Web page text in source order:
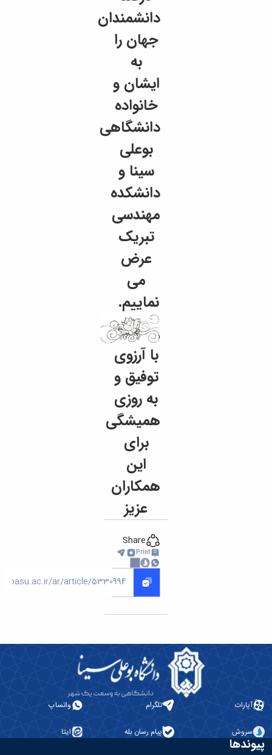
دانشمندان
جهان را
به
ایشان و
خانواده
دانشگاهی
بوعلی
سینا و
دانشکده
مهندسی
تبریک
عرض
می
نماییم.
با آرزوی
توفیق و
به روزی
همیشگی
برای
این
همکاران
عزیز
Share
Print
آپارات تلگرام واتساپ
سروش پیام رسان بله ایتا
پیوندها